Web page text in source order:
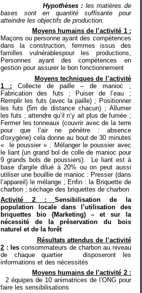
Hypothèses : les matières de
bases sont en quantité suffisante pour
atteindre les objectifs de production.
Moyens humains de l’activité 1 :
Maçons ou personne ayant des compétences
dans la construction, femmes issus des
familles vulnérablespour les productions,
Personnes ayant des compétences en
gestion pour assurer le bon fonctionnement
Moyens techniques de l’activité
1 :
Collecte de paille – de manioc ;
Fabrication des futs ; Puiser de l’eau ;
Remplir les futs (avec la paille) ; Positionner
les futs (5m de distance chacun) ; Allumer
les futs ; attendre qu’il n’y ait plus de fumée ;
Fermer les tonneaux (couvrir avec de la terre
pour que l’air ne pénètre : absence
d'oxygène) cela donne au bout de 30 minutes
«
le poussier » ; Mélanger le poussier avec
le liant (un grand bol de colle de manioc pour
9 grands bols de poussiers).
Le liant est à
base d'argile dilué à 20% ou on peut aussi
utiliser une bouillie de manioc : Presser (dans
l’appareil) le mélange ; Enfin : la Briquette de
charbon ; séchage des briquettes de charbon
Activité 2 :Sensibilisation de la
population locale dans l’utilisation des
briquettes bio (Marketing) – et sur la
nécessité de la préservation du bois
naturel et de la forêt
Résultats attendus de l’activité
2 : lesconsommateurs de charbon au niveau
de chaque quartier
disposeront les
informations et des nécessités
Moyens humains de l’activité 2 :
2 équipes de 10 animatrices de l’ONG pour
faire les sensibilisations